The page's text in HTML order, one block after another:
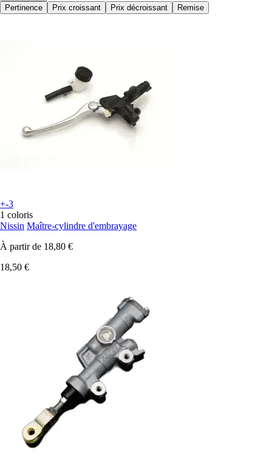
Pertinence
Prix croissant Prix décroissant Remise
+-3
1 coloris
Nissin Maître-cylindre d'embrayage
À partir de 18,80 €
18,50 €